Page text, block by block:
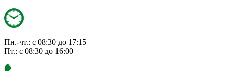
Пн.-чт.: с 08:30 до 17:15
Пт.: с 08:30 до 16:00